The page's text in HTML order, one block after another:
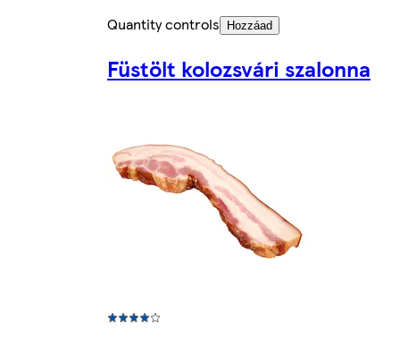
Quantity controls
Hozzáad
Füstölt kolozsvári szalonna